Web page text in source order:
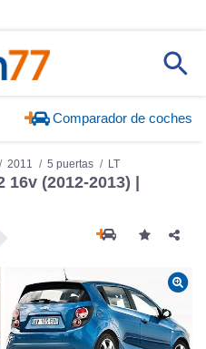
Comparador de coches
2011 5 puertas
LT
(2012-2013) |